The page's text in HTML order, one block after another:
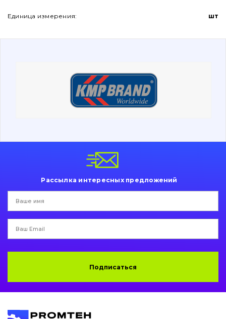
Вакансии
Фильтры и смазочные материалы
Ножи, режущие кромки
Защита (ковша, адаптера)
Пальци и втулки
Гидравлика
написати
Единица измерения: шт
Рассылка интересных предложений
Подписаться